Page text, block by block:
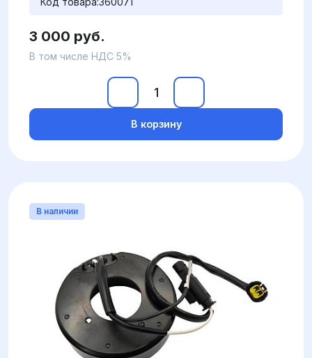
3 000 руб.
В том числе НДС 5%
В корзину
В наличии